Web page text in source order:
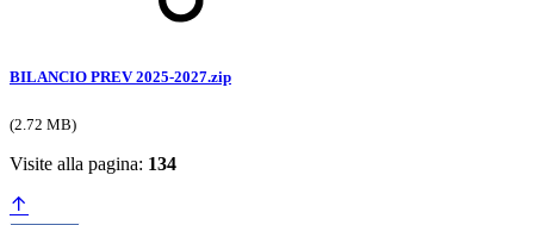
BILANCIO PREV 2025-2027.zip
(2.72 MB)
Visite alla pagina: 134